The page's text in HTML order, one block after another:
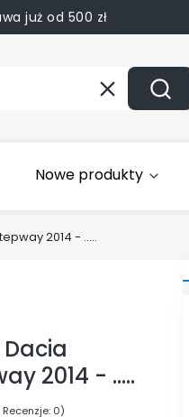
już od 500 zł
WyczyśćSzukaj
Nowe produkty
2014 - .....
Dacia
2014 - .....
0)